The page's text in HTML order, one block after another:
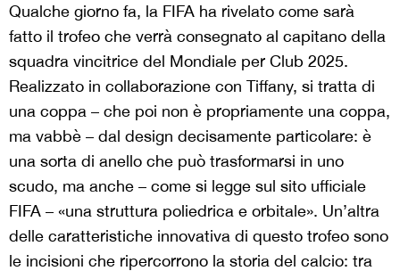
Qualche giorno fa, la FIFA ha rivelato come sarà
fatto il trofeo che verrà consegnato al capitano della
squadra vincitrice del Mondiale per Club 2025.
Realizzato in collaborazione con Tiffany, si tratta di
una coppa – che poi non è propriamente una coppa,
ma vabbè – dal design decisamente particolare: è
una sorta di anello che può trasformarsi in uno
scudo, ma anche – come si legge sul sito ufficiale
FIFA – «una struttura poliedrica e orbitale». Un’altra
delle caratteristiche innovativa di questo trofeo sono
le incisioni che ripercorrono la storia del calcio: tra